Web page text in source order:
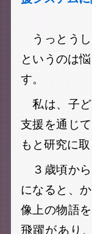
うっとう
というのは
す。
私は、子
支援を通じ
もと研究に
３歳頃か
になると、
像上の物語
飛躍があり